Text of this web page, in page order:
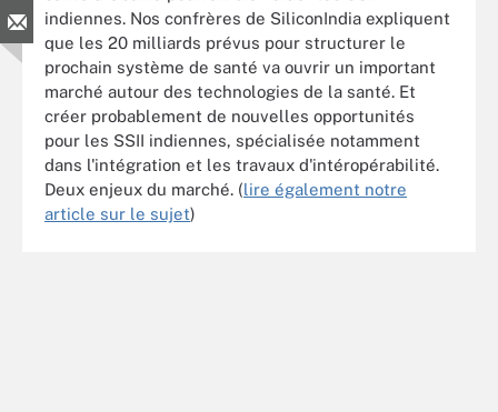
indiennes. Nos confrères de SiliconIndia expliquent
que les 20 milliards prévus pour structurer le
prochain système de santé va ouvrir un important
marché autour des technologies de la santé. Et
créer probablement de nouvelles opportunités
pour les SSII indiennes, spécialisée notamment
dans l'intégration et les travaux d'intéropérabilité.
Deux enjeux du marché. (lire également notre
article sur le sujet)